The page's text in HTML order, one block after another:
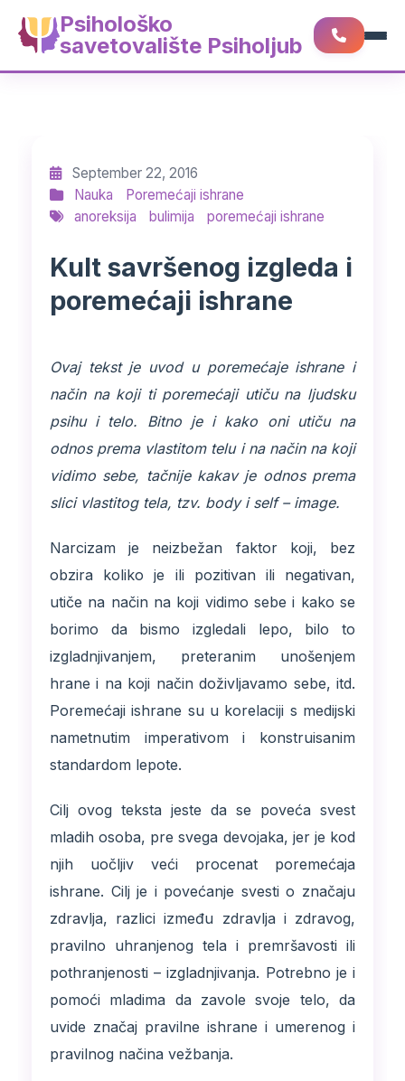
Psihološko
savetovalište Psiholjub
September 22, 2016
Nauka
Poremećaji ishrane
anoreksija
bulimija poremećaji ishrane
Kult savršenog izgleda i
poremećaji ishrane
Ovaj tekst je uvod u poremećaje ishrane i
način na koji ti poremećaji utiču na ljudsku
psihu i telo. Bitno je i kako oni utiču na
odnos prema vlastitom telu i na način na koji
vidimo sebe, tačnije kakav je odnos prema
slici vlastitog tela, tzv. body i self – image.
Narcizam je neizbežan faktor koji, bez
obzira koliko je ili pozitivan ili negativan,
utiče na način na koji vidimo sebe i kako se
borimo da bismo izgledali lepo, bilo to
izgladnjivanjem, preteranim unošenjem
hrane i na koji način doživljavamo sebe, itd.
Poremećaji ishrane su u korelaciji s medijski
nametnutim imperativom i konstruisanim
standardom lepote.
Cilj ovog teksta jeste da se poveća svest
mladih osoba, pre svega devojaka, jer je kod
njih uočljiv veći procenat poremećaja
ishrane. Cilj je i povećanje svesti o značaju
zdravlja, razlici između zdravlja i zdravog,
pravilno uhranjenog tela i premršavosti ili
pothranjenosti – izgladnjivanja. Potrebno je i
pomoći mladima da zavole svoje telo, da
uvide značaj pravilne ishrane i umerenog i
pravilnog načina vežbanja.